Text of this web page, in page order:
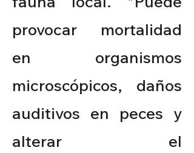
provocar mortalidad
en organismos
microscópicos, daños
auditivos en peces y
alterar el